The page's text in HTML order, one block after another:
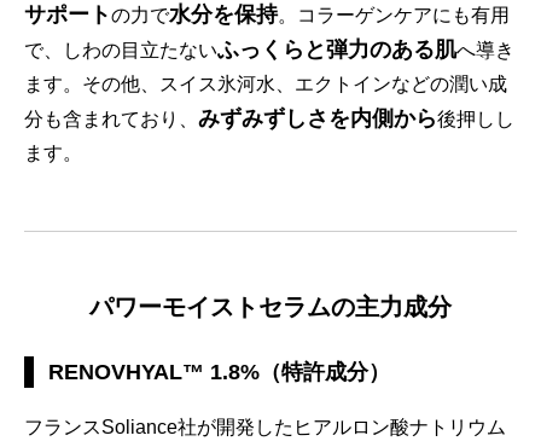
サポートの力で水分を保持。コラーゲンケアにも有用
で、しわの目立たないふっくらと弾力のある肌へ導き
ます。その他、スイス氷河水、エクトインなどの潤い成
分も含まれており、 みずみずしさを内側から後押しし
ます。
パワーモイストセラムの主力成分
RENOVHYAL™ 1.8%（特許成分）
フランスSoliance社が開発したヒアルロン酸ナトリウム